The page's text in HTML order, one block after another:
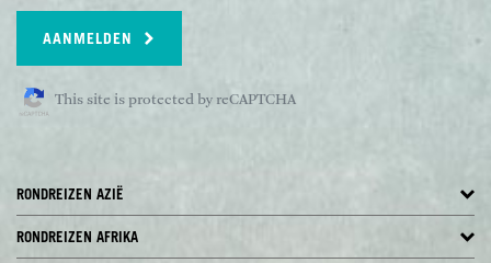
AANMELDEN
This site is protected by reCAPTCHA
RONDREIZEN AZIË
RONDREIZEN AFRIKA